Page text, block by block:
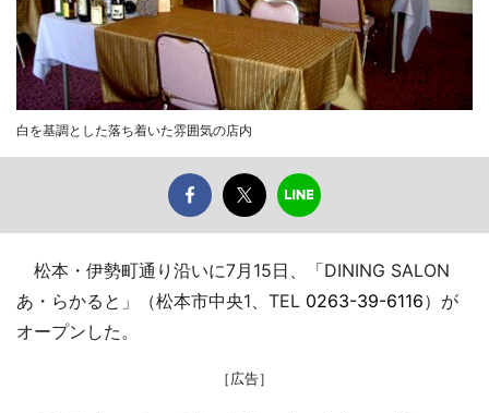
白を基調とした落ち着いた雰囲気の店内
松本・伊勢町通り沿いに7月15日、「DINING SALON
あ・らかると」（松本市中央1、TEL 0263-39-6116）が
オープンした。
［広告］